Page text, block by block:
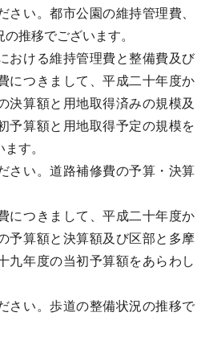
い。都市公園の維持管理費、
推移でございます。
おける維持管理費と整備費及び
につきまして、平成二十年度か
決算額と用地取得済みの規模及
予算額と用地取得予定の規模を
す。
さい。道路補修費の予算・決算
につきまして、平成二十年度か
予算額と決算額及び区部と多摩
九年度の当初予算額をあらわし
さい。歩道の整備状況の推移で